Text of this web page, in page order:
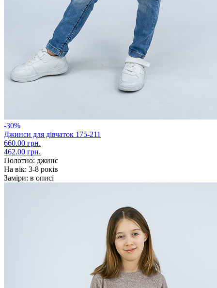
-30%
Джинси для дівчаток 175-211
660.00 грн.
462.00 грн.
Полотно: джинс
На вік: 3-8 років
Заміри: в описі